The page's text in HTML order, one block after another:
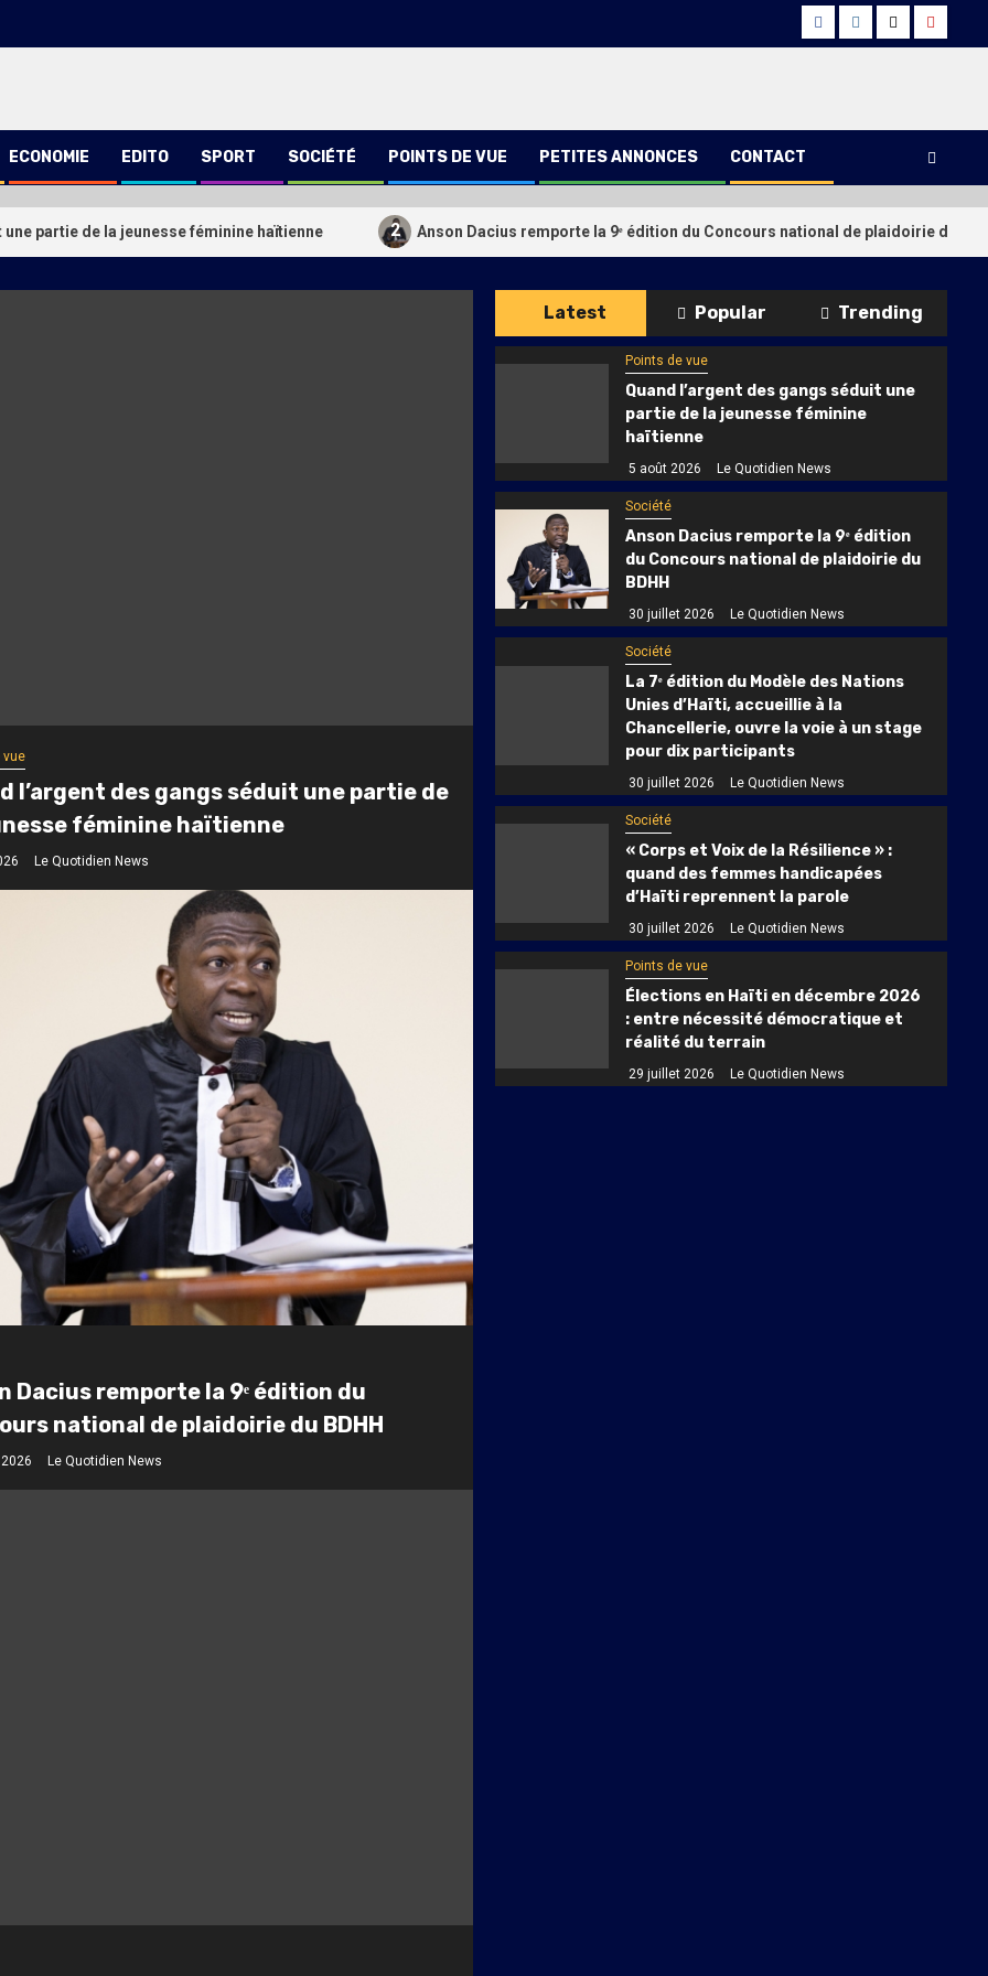
FacebookInstagram
Twitter
ECONOMIE EDITO SPORT SOCIÉTÉ POINTS DE VUE PETITES ANNONCES CONTACT
partie de la jeunesse féminine haïtienne 2 Anson Dacius remporte la 9ᵉ édition du Concours national de plaidoirie du
vue
l’argent des gangs séduit une partie de
féminine haïtienne
Le Quotidien News
Dacius remporte la 9ᵉ édition du
national de plaidoirie du BDHH
Le Quotidien News
Latest Popular Trending
Points de vue
Quand l’argent des gangs séduit une
partie de la jeunesse féminine
haïtienne
5 août 2026 Le Quotidien News
Société
Anson Dacius remporte la 9ᵉ édition
du Concours national de plaidoirie du
BDHH
30 juillet 2026 Le Quotidien News
Société
La 7ᵉ édition du Modèle des Nations
Unies d’Haïti, accueillie à la
Chancellerie, ouvre la voie à un stage
pour dix participants
30 juillet 2026 Le Quotidien News
Société
« Corps et Voix de la Résilience » :
quand des femmes handicapées
d’Haïti reprennent la parole
30 juillet 2026 Le Quotidien News
Points de vue
Élections en Haïti en décembre 2026
: entre nécessité démocratique et
réalité du terrain
29 juillet 2026 Le Quotidien News